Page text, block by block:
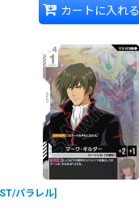
カートに入れる
ST/パラレル]